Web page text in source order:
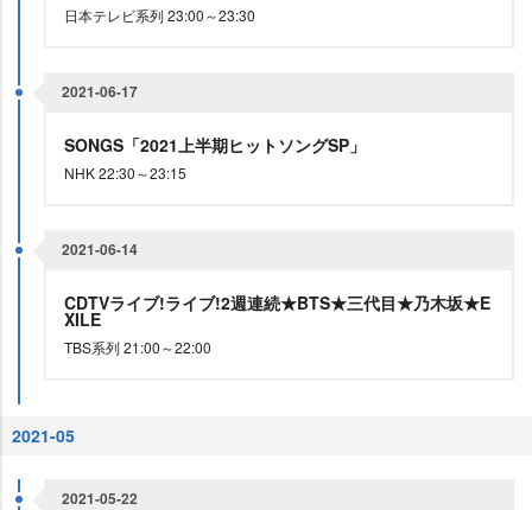
日本テレビ系列 23:00～23:30
2021-06-17
SONGS「2021上半期ヒットソングSP」
NHK 22:30～23:15
2021-06-14
CDTVライブ!ライブ!2週連続★BTS★三代目★乃木坂★E
XILE
TBS系列 21:00～22:00
2021-05
2021-05-22